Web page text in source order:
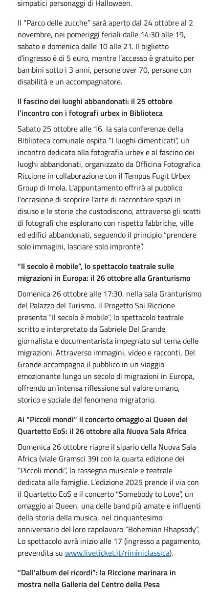
simpatici personaggi di Halloween.
Il “Parco delle zucche” sarà aperto dal 24 ottobre al 2
novembre, nei pomeriggi feriali dalle 14:30 alle 19,
sabato e domenica dalle 10 alle 21. Il biglietto
d’ingresso è di 5 euro, mentre l’accesso è gratuito per
bambini sotto i 3 anni, persone over 70, persone con
disabilità e un accompagnatore.
Il fascino dei luoghi abbandonati: il 25 ottobre
l’incontro con i fotografi urbex in Biblioteca
Sabato 25 ottobre alle 16, la sala conferenze della
Biblioteca comunale ospita “I luoghi dimenticati”, un
incontro dedicato alla fotografia urbex e al fascino dei
luoghi abbandonati, organizzato da Officina Fotografica
Riccione in collaborazione con il Tempus Fugit Urbex
Group di Imola. L’appuntamento offrirà al pubblico
l’occasione di scoprire l’arte di raccontare spazi in
disuso e le storie che custodiscono, attraverso gli scatti
di fotografi che esplorano con rispetto fabbriche, ville
ed edifici abbandonati, seguendo il principio “prendere
solo immagini, lasciare solo impronte”.
“Il secolo è mobile”, lo spettacolo teatrale sulle
migrazioni in Europa: il 26 ottobre alla Granturismo
Domenica 26 ottobre alle 17:30, nella sala Granturismo
del Palazzo del Turismo, il Progetto Sai Riccione
presenta “Il secolo è mobile”, lo spettacolo teatrale
scritto e interpretato da Gabriele Del Grande,
giornalista e documentarista impegnato sul tema delle
migrazioni. Attraverso immagini, video e racconti, Del
Grande accompagna il pubblico in un viaggio
emozionante lungo un secolo di migrazioni in Europa,
offrendo un’intensa riflessione sul valore umano,
storico e sociale del fenomeno migratorio.
Ai “Piccoli mondi” il concerto omaggio ai Queen del
Quartetto EoS: il 26 ottobre alla Nuova Sala Africa
Domenica 26 ottobre riapre il sipario della Nuova Sala
Africa (viale Gramsci 39) con la quarta edizione dei
“Piccoli mondi”, la rassegna musicale e teatrale
dedicata alle famiglie. L’edizione 2025 prende il via con
il Quartetto EoS e il concerto “Somebody to Love”, un
omaggio ai Queen, una delle band più amate e influenti
della storia della musica, nel cinquantesimo
anniversario del loro capolavoro “Bohemian Rhapsody”.
Lo spettacolo avrà inizio alle 17 (ingresso a pagamento,
prevendita su www.liveticket.it/riminiclassica).
“Dall’album dei ricordi”: la Riccione marinara in
mostra nella Galleria del Centro della Pesa